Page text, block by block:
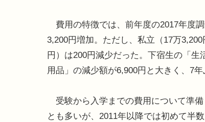
費用の特徴では、前年度の2017年度
3,200円増加。ただし、私立（17万
円）は200円減少だった。下宿生の「
用品」の減少額が6,900円と大きく、7
受験から入学までの費用について準
とも多いが、2011年以降では初めて半